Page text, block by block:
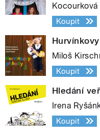
Kocourková
Koupit
Miloš
Koupit
Hledání
Irena
Koupit